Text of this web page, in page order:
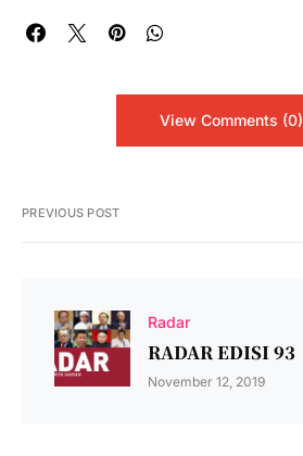
View Comments (0)
PREVIOUS POST
Radar
RADAR EDISI 93
November 12, 2019